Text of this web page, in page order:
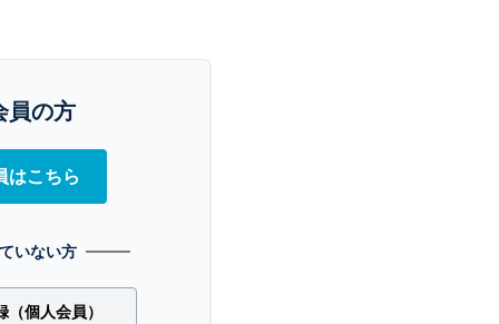
員の方
はこちら
いない方
個人会員）